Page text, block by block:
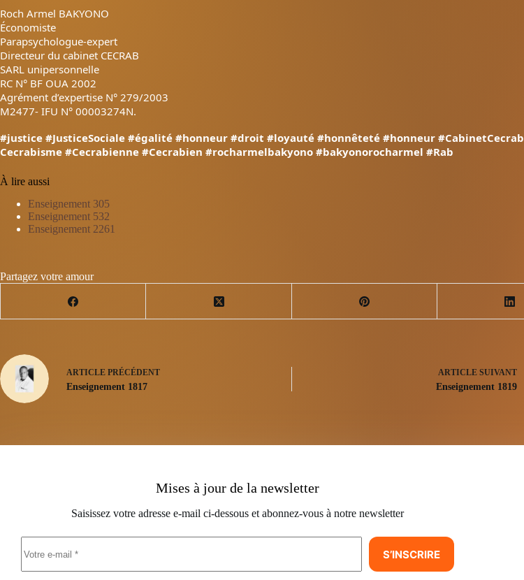
Roch Armel BAKYONO
Économiste
Parapsychologue-expert
Directeur du cabinet CECRAB
SARL unipersonnelle
RC N° BF OUA 2002
Agrément d’expertise N° 279/2003
M2477- IFU N° 00003274N.
#justice #JusticeSociale #égalité #honneur #droit #loyauté #honnêteté #honneur #CabinetCecrab
Cecrabisme #Cecrabienne #Cecrabien #rocharmelbakyono #bakyonorocharmel #Rab
À lire aussi
Enseignement 305
Enseignement 532
Enseignement 2261
Partagez votre amour
ARTICLE PRÉCÉDENT
Enseignement 1817
ARTICLESUIVANT
Enseignement 1819
Mises à jour de la newsletter
Saisissez votre adresse e-mail ci-dessous et abonnez-vous à notre newsletter
S’INSCRIRE